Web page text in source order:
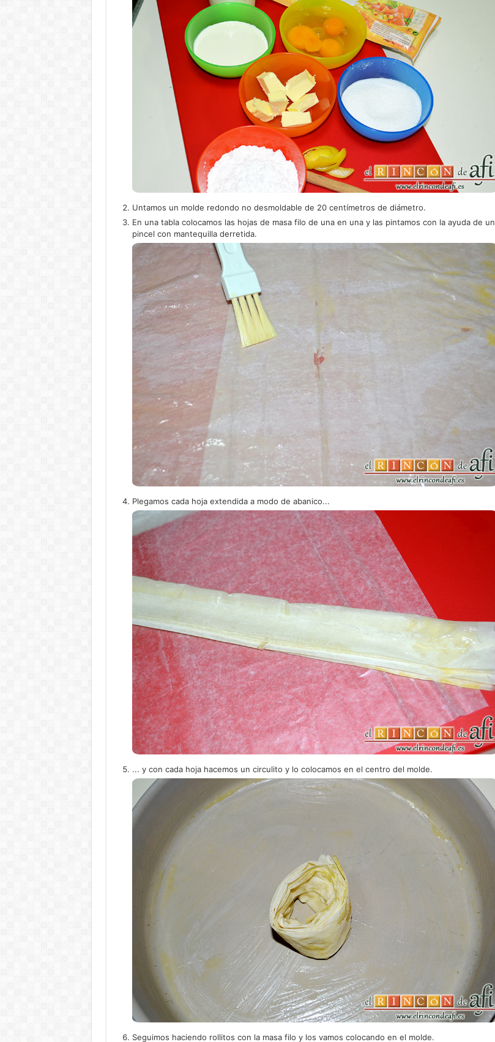
Untamos un molde redondo no desmoldable de 20 centímetros de diámetro.
En una tabla colocamos las hojas de masa filo de una en una y las pintamos con la ayuda de un
pincel con mantequilla derretida.
Plegamos cada hoja extendida a modo de abanico...
... y con cada hoja hacemos un circulito y lo colocamos en el centro del molde.
Seguimos haciendo rollitos con la masa filo y los vamos colocando en el molde.